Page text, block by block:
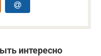
интересно